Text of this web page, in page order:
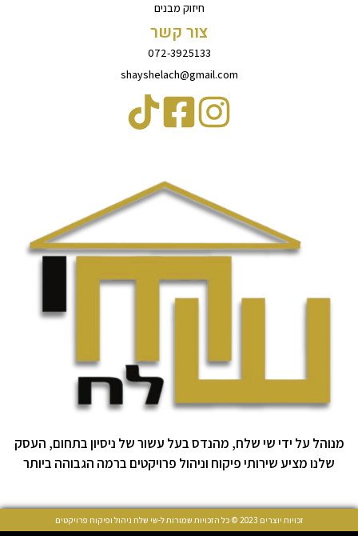
חיזוק מבנים
צור קשר
072-3925133
shayshelach@gmail.com
מנוהל על ידי שי שלח, מהנדס בעל עשור של ניסיון בתחום, העסק
שלנו מציע שירותי פיקוח וניהול פרויקטים ברמה הגבוהה ביותר
זכויות יוצרים 2023 © כל הזכויות שמורות ל-שי שלח ניהול ופיקוח פרויקטים